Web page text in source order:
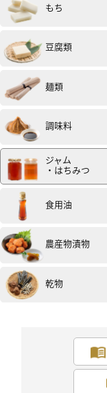
もち
豆腐類
麺類
調味料
ジャム
・はちみつ
食用油
農産物漬物
乾物